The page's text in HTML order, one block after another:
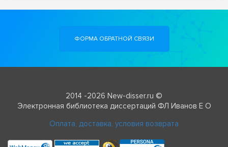
ФОРМА ОБРАТНОЙ СВЯЗИ
2014 -2026 New-disser.ru ©
Электронная библиотека диссертаций ФЛ Иванов Е О
Оплата, доставка, условия возврата